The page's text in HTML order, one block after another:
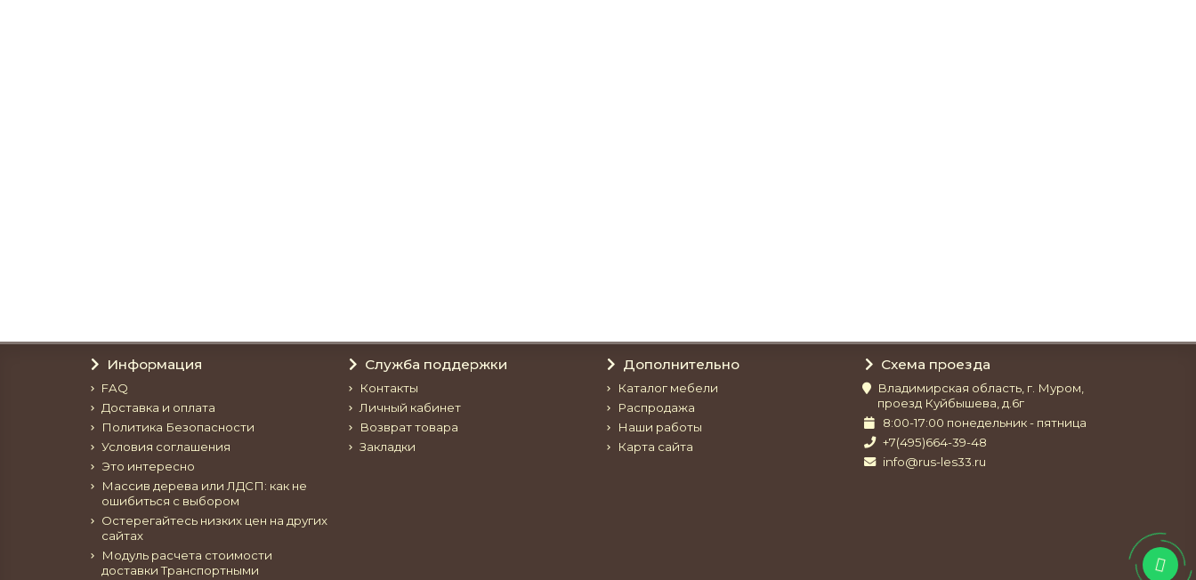
Информация
FAQ
Доставка и оплата
Политика Безопасности
Условия соглашения
Это интересно
Массив дерева или ЛДСП: как не
ошибиться с выбором
Остерегайтесь низких цен на других
сайтах
Модуль расчета стоимости
доставки Транспортными
Служба поддержки
Контакты
Личный кабинет
Возврат товара
Закладки
Дополнительно
Каталог мебели
Распродажа
Наши работы
Карта сайта
Схема проезда
Владимирская область, г. Муром,
проезд Куйбышева, д.6г
8:00-17:00 понедельник - пятница
+7(495)664-39-48
info@rus-les33.ru